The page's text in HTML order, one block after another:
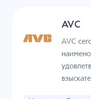
AVC
AVC